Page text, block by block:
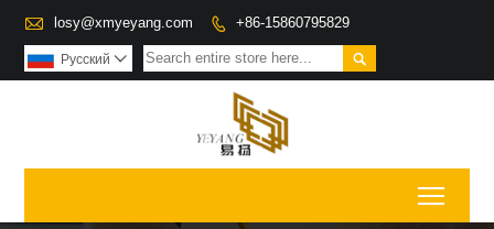
 losy@xmyeyang.com  +86-15860795829

Pусский 